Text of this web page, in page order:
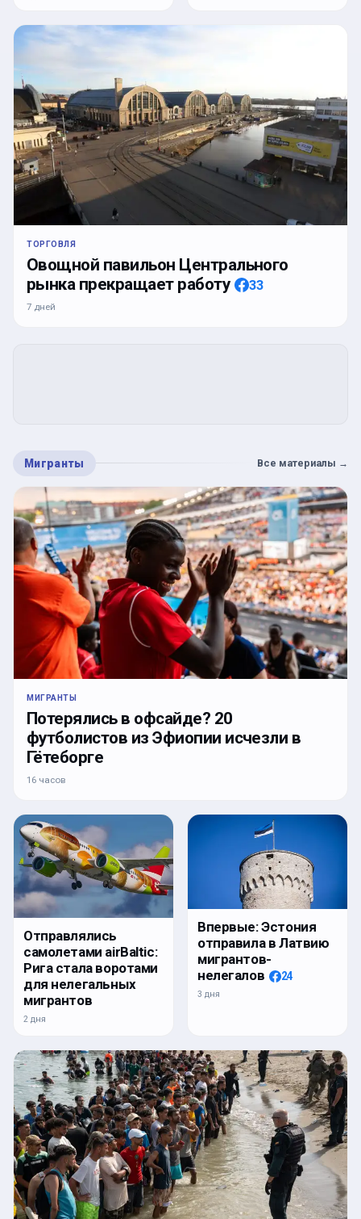
ТОРГОВЛЯ
Овощной павильон Центрального
рынка прекращает работу
33
7 дней
Мигранты Все материалы →
МИГРАНТЫ
Потерялись в офсайде? 20
футболистов из Эфиопии исчезли в
Гётеборге
16 часов
Отправлялись
самолетами airBaltic:
Рига стала воротами
для нелегальных
мигрантов
2 дня
Впервые: Эстония
отправила в Латвию
мигрантов-
нелегалов
24
3 дня